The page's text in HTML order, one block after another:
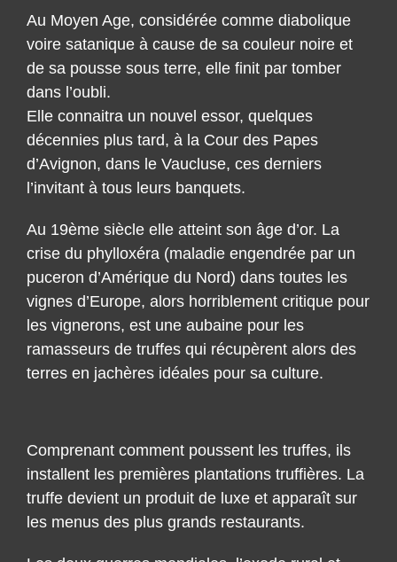
voire satanique à cause de sa couleur noire et
de sa pousse sous terre, elle finit par tomber
dans l’oubli.
Elle connaitra un nouvel essor, quelques
décennies plus tard, à la Cour des Papes
d’Avignon, dans le Vaucluse, ces derniers
l’invitant à tous leurs banquets.
crise du phylloxéra (maladie engendrée par un
puceron d’Amérique du Nord) dans toutes les
vignes d’Europe, alors horriblement critique pour
les vignerons, est une aubaine pour les
ramasseurs de truffes qui récupèrent alors des
terres en jachères idéales pour sa culture.
installent les premières plantations truffières. La
truffe devient un produit de luxe et apparaît sur
les menus des plus grands restaurants.